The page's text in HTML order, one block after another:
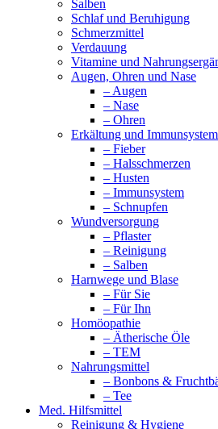
Salben
Schlaf und Beruhigung
Schmerzmittel
Verdauung
Vitamine und
Augen, Ohren und Nase
– Augen
– Nase
– Ohren
Erkältung und Immunsystem
– Fieber
– Halsschmerzen
– Husten
– Immunsystem
– Schnupfen
Wundversorgung
– Pflaster
– Reinigung
– Salben
Harnwege und Blase
– Für Sie
– Für Ihn
Homöopathie
– Ätherische Öle
– TEM
Nahrungsmittel
– Bonbons &
– Tee
Med. Hilfsmittel
Reinigung & Hygiene